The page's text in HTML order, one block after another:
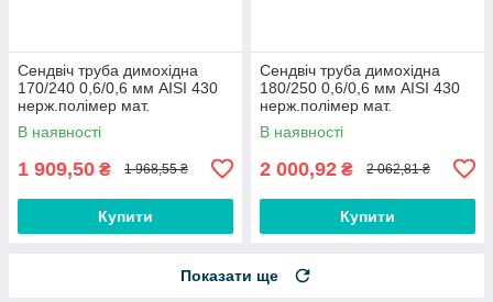
Сендвіч труба димохідна
170/240 0,6/0,6 мм AISI 430
нерж.полімер мат.
В наявності
1 909,50 ₴ 1 968,55 ₴
Купити
Сендвіч труба димохідна
180/250 0,6/0,6 мм AISI 430
нерж.полімер мат.
В наявності
2 000,92 ₴ 2 062,81 ₴
Купити
Показати ще